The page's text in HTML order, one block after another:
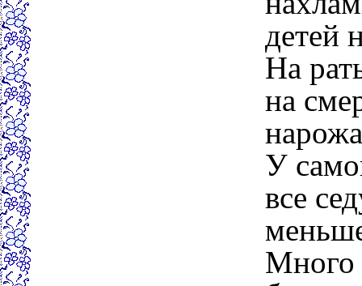
детей
На
на
У
все
Много